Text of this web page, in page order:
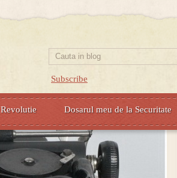
Subscribe
Revolutie Dosarul meu de la Securitate